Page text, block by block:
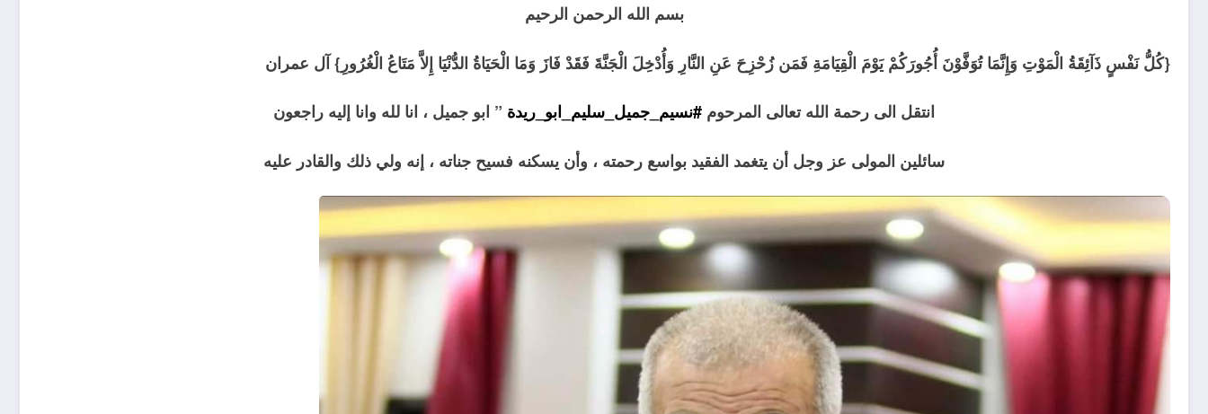
بسم الله الرحمن الرحيم
{كُلُّ نَفْسٍ ذَآئِقَةُ الْمَوْتِ وَإِنَّمَا تُوَفَّوْنَ أُجُورَكُمْ يَوْمَ الْقِيَامَةِ فَمَن زُحْزِحَ عَنِ النَّارِ وَأُدْخِلَ الْجَنَّةَ فَقَدْ فَازَ وَمَا الْحَيَاةُ الدُّنْيَا إِلاَّ مَتَاعُ الْغُرُورِ} آل عمران
انتقل الى رحمة الله تعالى المرحوم #نسيم_جميل_سليم_ابو_ريدة ” ابو جميل ، انا لله وانا إليه راجعون
سائلين المولى عز وجل أن يتغمد الفقيد بواسع رحمته ، وأن يسكنه فسيح جناته ، إنه ولي ذلك والقادر عليه